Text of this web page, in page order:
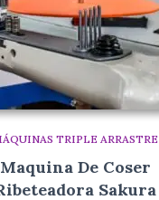
TRIPLE ARRASTRE
Maquina De Coser
Sakura